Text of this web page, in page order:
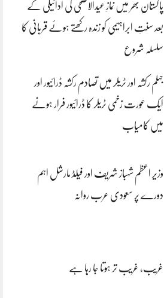
پاکستان بھر میں نمازِ عیدالاضحی کی ادائیگی کے
بعد سنتِ ابراہیمی کو زندہ رکھتے ہوئے قربانی کا
سلسلہ شروع
جہلم رکشہ اور ٹریلر میں تصادم رکشہ ڈرائیور اور
ایک عورت زخمی ٹریلر کا ڈرائیور فرار ہونے
میں کامیاب
وزیر اعظم شہباز شریف اور فیلڈ مارشل اہم
دورے پر سعودی عرب روانہ
غریب، غریب تر ہوتا جا رہا ہے